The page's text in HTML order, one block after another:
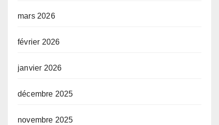
mars 2026
février 2026
janvier 2026
décembre 2025
novembre 2025